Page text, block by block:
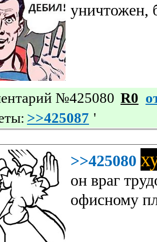
уничтожен,
№425080 R0
>>425087 '
>>425080
он враг
офисному